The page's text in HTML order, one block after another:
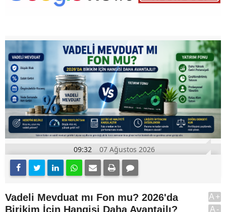
09:32 07 Ağustos 2026
Vadeli Mevduat mı Fon mu? 2026'da
Birikim İçin Hangisi Daha Avantajlı?
A+
A-